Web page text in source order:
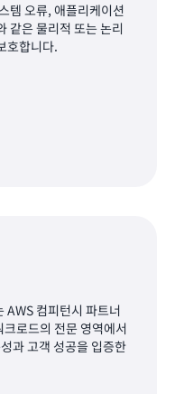
템 오류, 애플리케이션
같은 물리적 또는 논리
호합니다.
AWS 컴피턴시 파트너
로드의 전문 영역에서
과 고객 성공을 입증한